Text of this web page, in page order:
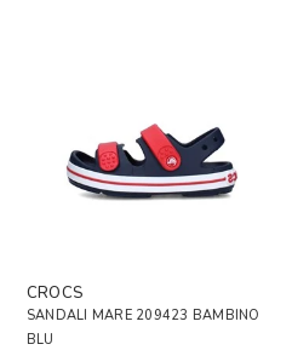
CROCS
SANDALI MARE 209423 BAMBINO
BLU